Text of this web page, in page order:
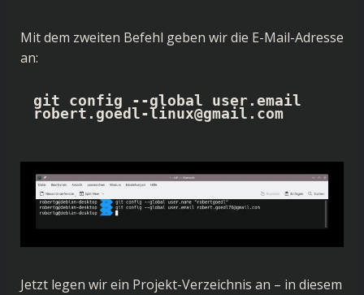
Mit dem zweiten Befehl geben wir die E-Mail-Adresse
an:
git config --global user.email
robert.goedl-linux@gmail.com
Jetzt legen wir ein Projekt-Verzeichnis an – in diesem